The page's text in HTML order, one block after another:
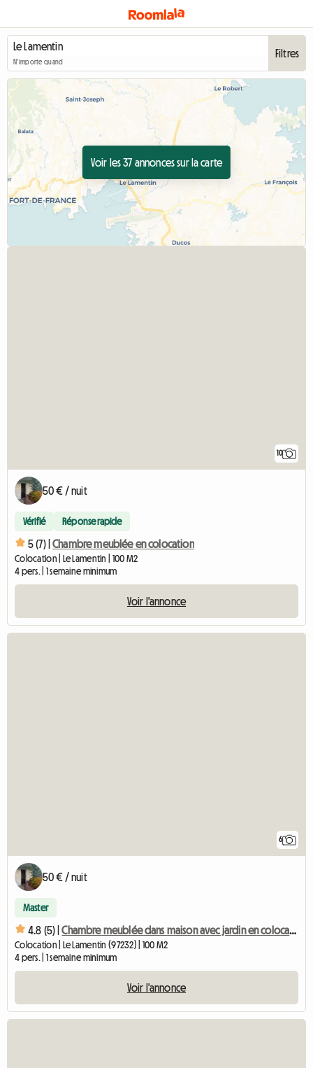
N'importe quand
Filtres
Voir les 37 annonces sur la carte
10
50 € / nuit
Vérifié Réponse rapide
5 (7) | Chambre meublée en colocation
Colocation | Le Lamentin | 100 M2
4 pers. | 1 semaine minimum
Voir l'annonce
6
50 € / nuit
Master
4.8 (5) | Chambre meublée dans maison avec jardin en colocation
Colocation | Le Lamentin (97232) | 100 M2
4 pers. | 1 semaine minimum
Voir l'annonce